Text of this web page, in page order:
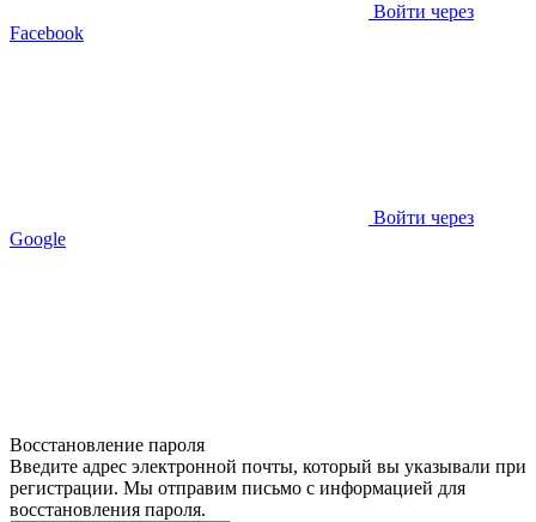
Войти через
Facebook
Войти через
Google
Восстановление пароля
Введите адрес электронной почты, который вы указывали при
регистрации. Мы отправим письмо с информацией для
восстановления пароля.